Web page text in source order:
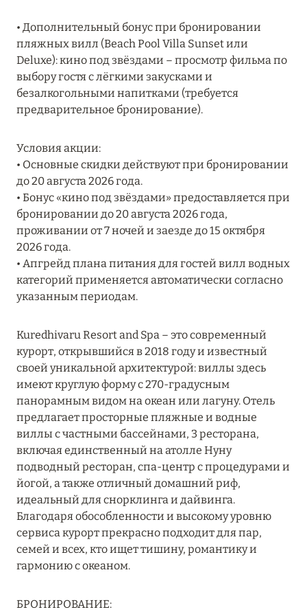
11 декабря 2024
RIXOS PREMIUM SAADIYAT ISLAND ABU DHABI:
КОНЦЕПЦИЯ «ВСЁ ВКЛЮЧЕНО – ВСЁ
Подробнее
27 сентября 2024
HÔTEL BARRIÈRE LES NEIGES
Подробнее
27 сентября 2024
Подробнее
27 сентября 2024
HÔTEL BARRIÈRE LES NEIGES
Подробнее
27 сентября 2024
RIXOS PREMIUM SAADIYAT ISLAND ABU DHABI:
КОНЦЕПЦИЯ «ВСЁ ВКЛЮЧЕНО – ВСЁ
ЭКСКЛЮЗИВНО»
Подробнее
• Дополнительный бонус при бронировании
пляжных вилл (Beach Pool Villa Sunset или
Deluxe): кино под звёздами – просмотр фильма по
выбору гостя с лёгкими закусками и
безалкогольными напитками (требуется
предварительное бронирование).
Условия акции:
• Основные скидки действуют при бронировании
до 20 августа 2026 года.
• Бонус «кино под звёздами» предоставляется при
бронировании до 20 августа 2026 года,
проживании от 7 ночей и заезде до 15 октября
2026 года.
• Апгрейд плана питания для гостей вилл водных
категорий применяется автоматически согласно
указанным периодам.
Kuredhivaru Resort and Spa – это современный
курорт, открывшийся в 2018 году и известный
своей уникальной архитектурой: виллы здесь
имеют круглую форму с 270-градусным
панорамным видом на океан или лагуну. Отель
предлагает просторные пляжные и водные
виллы с частными бассейнами, 3 ресторана,
включая единственный на атолле Нуну
подводный ресторан, спа-центр с процедурами и
йогой, а также отличный домашний риф,
идеальный для снорклинга и дайвинга.
Благодаря обособленности и высокому уровню
сервиса курорт прекрасно подходит для пар,
семей и всех, кто ищет тишину, романтику и
гармонию с океаном.
БРОНИРОВАНИЕ: